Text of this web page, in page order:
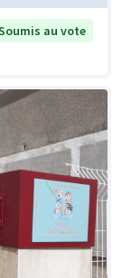
au vote